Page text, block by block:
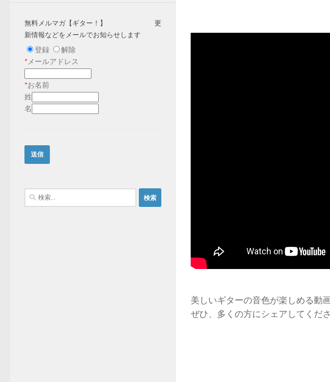
美しいギターの音色が楽しめる動画
ぜひ、多くの方にシェアしてくだ
無料メルマガ【ギター！】 更
新情報などをメールでお知らせします
登録
解除
*メールアドレス
*お名前
姓
名
検
索: